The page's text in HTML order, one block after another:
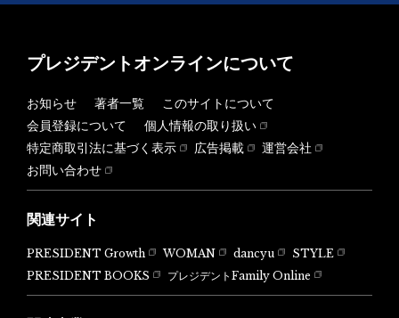
プレジデントオンラインについて
お知らせ 著者一覧
このサイトについて
会員登録について
個人情報の取り扱い
特定商取引法に基づく表示
広告掲載
運営会社
お問い合わせ
関連サイト
PRESIDENT Growth WOMAN dancyu
STYLE
PRESIDENT BOOKS
プレジデントFamily Online